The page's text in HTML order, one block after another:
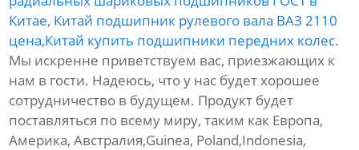
Китае, Китай подшипник рулевого вала ВАЗ 2110
цена,Китай купить подшипники передних колес.
Мы искренне приветствуем вас, приезжающих к
нам в гости. Надеюсь, что у нас будет хорошее
сотрудничество в будущем. Продукт будет
поставляться по всему миру, таким как Европа,
Америка, Австралия,Guinea, Poland,Indonesia,